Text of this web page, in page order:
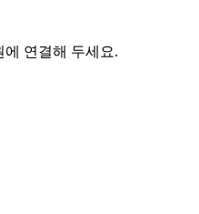
연결해 두세요.